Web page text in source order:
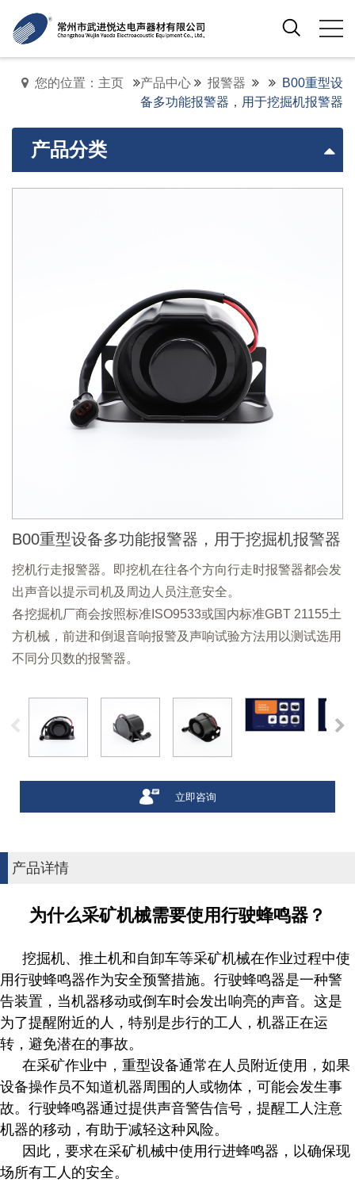
您的位置：主页 产品中心 报警器
B00重型设
备多功能报警器，用于挖掘机报警器
产品分类
B00重型设备多功能报警器，用于挖掘机报警器
挖机行走报警器。即挖机在往各个方向行走时报警器都会发
出声音以提示司机及周边人员注意安全。
各挖掘机厂商会按照标准ISO9533或国内标准GBT 21155土
方机械，前进和倒退音响报警及声响试验方法用以测试选用
不同分贝数的报警器。
立即咨询
产品详情
为什么采矿机械需要使用行驶蜂鸣器？
挖掘机、推土机和自卸车等采矿机械在作业过程中使
用行驶蜂鸣器作为安全预警措施。行驶蜂鸣器是一种警
告装置，当机器移动或倒车时会发出响亮的声音。这是
为了提醒附近的人，特别是步行的工人，机器正在运
转，避免潜在的事故。
在采矿作业中，重型设备通常在人员附近使用，如果
设备操作员不知道机器周围的人或物体，可能会发生事
故。行驶蜂鸣器通过提供声音警告信号，提醒工人注意
机器的移动，有助于减轻这种风险。
因此，要求在采矿机械中使用行进蜂鸣器，以确保现
场所有工人的安全。